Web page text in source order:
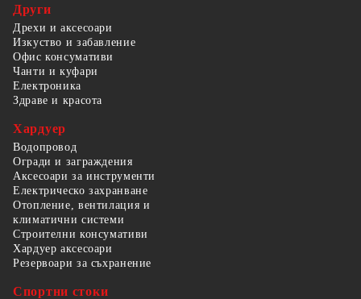
Други
Дрехи и аксесоари
Изкуство и забавление
Офис консумативи
Чанти и куфари
Електроника
Здраве и красота
Хардуер
Водопровод
Огради и заграждения
Аксесоари за инструменти
Електрическо захранване
Отопление, вентилация и
климатични системи
Строителни консумативи
Хардуер аксесоари
Резервоари за съхранение
Спортни стоки